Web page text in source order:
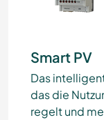
Smart PV
Das
das die
regelt und